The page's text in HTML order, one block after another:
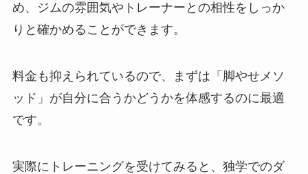
め、ジムの雰囲気やトレーナーとの相性をしっか
りと確かめることができます。
料金も抑えられているので、まずは「脚やせメソ
ッド」が自分に合うかどうかを体感するのに最適
です。
実際にトレーニングを受けてみると、独学でのダ